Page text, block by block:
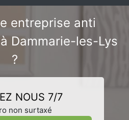
entreprise anti
Dammarie-les-Lys
?
NOUS 7/7
non surtaxé